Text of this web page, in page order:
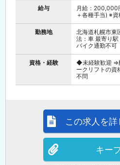
給与
月給：200,000
＋各種手当) ※
勤務地
北海道札幌市東
法：車 最寄り
バイク通勤不可
資格・経験
◆未経験歓迎 ⇒
ークリフトの
不問
この求人を詳
キー